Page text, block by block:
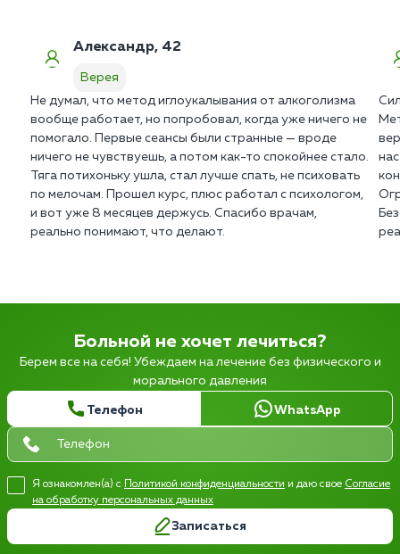
Александр, 42
Верея
Не думал, что метод иглоукалывания от алкоголизма
вообще работает, но попробовал, когда уже ничего не
помогало. Первые сеансы были странные — вроде
ничего не чувствуешь, а потом как-то спокойнее стало.
Тяга потихоньку ушла, стал лучше спать, не психовать
по мелочам. Прошел курс, плюс работал с психологом,
и вот уже 8 месяцев держусь. Спасибо врачам,
реально понимают, что делают.
Больной не хочет лечиться?
Берем все на себя! Убеждаем на лечение без физического и
морального давления
Телефон WhatsApp
Я ознакомлен(а) с Политикой конфиденциальности и даю свое Согласие
на обработку персональных данных
Записаться